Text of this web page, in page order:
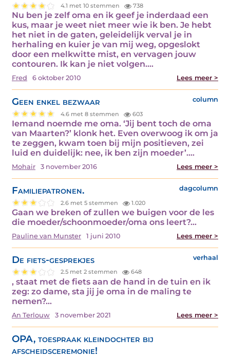
4.1 met 10 stemmen 738
Nu ben je zelf oma en ik geef je inderdaad een
kus, maar je weet niet meer wie ik ben. Je hebt
het niet in de gaten, geleidelijk verval je in
herhaling en kuier je van mij weg, opgeslokt
door een melkwitte mist, en vervagen jouw
contouren. Ik kan je niet volgen.…
Fred 6 oktober 2010 Lees meer >
Geen enkel bezwaar column
4.6 met 8 stemmen 603
Iemand noemde me oma. ‘Jij bent toch de oma
van Maarten?’ klonk het. Even overwoog ik om ja
te zeggen, kwam toen bij mijn positieven, zei
luid en duidelijk: nee, ik ben zijn moeder’.…
Mohair 3 november 2016 Lees meer >
Familiepatronen. dagcolumn
2.6 met 5 stemmen 1.020
Gaan we breken of zullen we buigen voor de les
die moeder/schoonmoeder/oma ons leert?…
Pauline van Munster 1 juni 2010 Lees meer >
De fiets-gesprekjes verhaal
2.5 met 2 stemmen 648
, staat met de fiets aan de hand in de tuin en ik
zeg: zo dame, sta jij je oma in de maling te
nemen?…
An Terlouw 3 november 2021 Lees meer >
OPA, toespraak kleindochter bij
afscheidsceremonie!